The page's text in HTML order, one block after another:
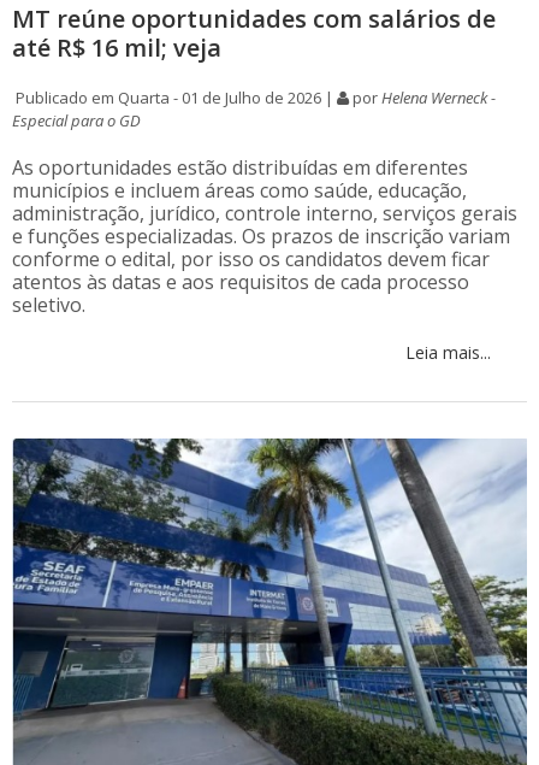
MT reúne oportunidades com salários de
até R$ 16 mil; veja
Publicado em Quarta - 01 de Julho de 2026 | porHelena Werneck -
Especial para o GD
As oportunidades estão distribuídas em diferentes
municípios e incluem áreas como saúde, educação,
administração, jurídico, controle interno, serviços gerais
e funções especializadas. Os prazos de inscrição variam
conforme o edital, por isso os candidatos devem ficar
atentos às datas e aos requisitos de cada processo
seletivo.
Leia mais...